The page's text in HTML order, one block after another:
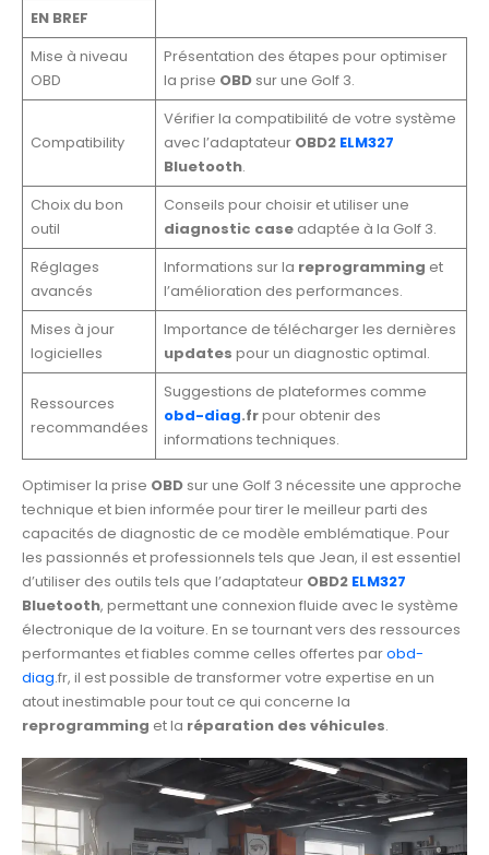
EN BREF
Mise à niveau
OBD
Présentation des étapes pour optimiser
la prise OBDsur une Golf 3.
Compatibility
Vérifier la compatibilité de votre système
avec l’adaptateur OBD2 ELM327
Bluetooth.
Choix du bon
outil
Conseils pour choisir et utiliser une
diagnostic caseadaptée à la Golf 3.
Réglages
avancés
Informations sur la reprogramming et
l’amélioration des performances.
Mises à jour
logicielles
Importance de télécharger les dernières
updates pour un diagnostic optimal.
Ressources
recommandées
Suggestions de plateformes comme
obd-diag.frpour obtenir des
informations techniques.
Optimiser la prise OBD sur une Golf 3 nécessite une approche
technique et bien informée pour tirer le meilleur parti des
capacités de diagnostic de ce modèle emblématique. Pour
les passionnés et professionnels tels que Jean, il est essentiel
d’utiliser des outils tels que l’adaptateur OBD2 ELM327
Bluetooth, permettant une connexion fluide avec le système
électronique de la voiture. En se tournant vers des ressources
performantes et fiables comme celles offertes parobd-
diag.fr, il est possible de transformer votre expertise en un
atout inestimable pour tout ce qui concerne la
reprogramming et la réparation des véhicules.